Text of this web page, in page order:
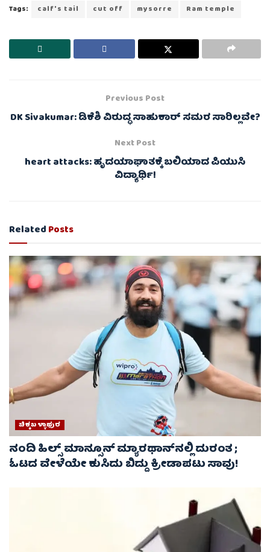
Tags: calf's tail cut off mysorre Ram temple
Previous Post
DK Sivakumar: ಡಿಕೆಶಿ ವಿರುದ್ಧ ಸಾಹುಕಾರ್ ಸಮರ ಸಾರಿಲ್ಲವೇ?
Next Post
heart attacks: ಹೃದಯಾಘಾತಕ್ಕೆ ಬಲಿಯಾದ ಪಿಯುಸಿ
ವಿದ್ಯಾರ್ಥಿ!
RelatedPosts
ಚಿಕ್ಕಬಳ್ಳಾಫುರ
ನಂದಿ ಹಿಲ್ಸ್ ಮಾನ್ಸೂನ್ ಮ್ಯಾರಥಾನ್‌ನಲ್ಲಿ ದುರಂತ ;
ಓಟದ ವೇಳೆಯೇ ಕುಸಿದು ಬಿದ್ದು ಕ್ರೀಡಾಪಟು ಸಾವು!